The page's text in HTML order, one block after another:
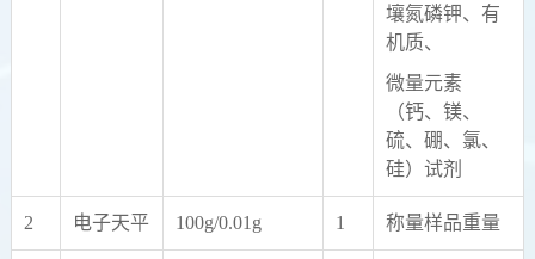
壤氮磷钾、有
机质、
微量元素
（钙、镁、
硫、硼、氯、
硅）试剂
2 电子天平 100g/0.01g 1 称量样品重量